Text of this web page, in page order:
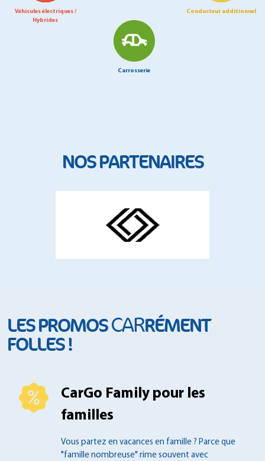
Véhicules électriques /
Hybrides
Carrosserie
Conducteur additionnel
NOS PARTENAIRES
LES PROMOSCARRÉMENT
FOLLES !
CarGo Family pour les
familles
Vous partez en vacances en famille ? Parce que
"famille nombreuse" rime souvent avec